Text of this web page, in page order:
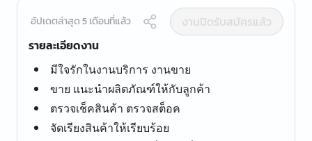
อัปเดตล่าสุด 5 เดือนที่แล้ว
งานปิดรับสมัครแล้ว
รายละเอียดงาน
มีใจรักในงานบริการ งานขาย
ขาย แนะนำผลิตภัณฑ์ให้กับลูกค้า
ตรวจเช็คสินค้า ตรวจสต็อค
จัดเรียงสินค้าให้เรียบร้อย